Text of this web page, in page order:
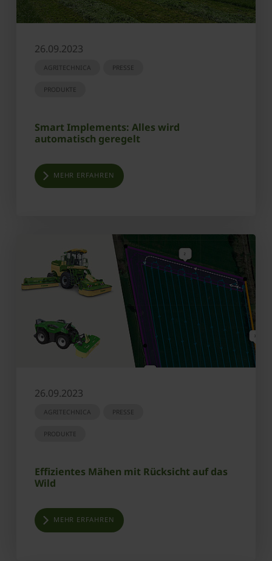
26.09.2023
AGRITECHNICA PRESSE
PRODUKTE
Smart Implements: Alles wird
automatisch geregelt
MEHR ERFAHREN
26.09.2023
AGRITECHNICA PRESSE
PRODUKTE
Effizientes Mähen mit Rücksicht auf das
Wild
MEHR ERFAHREN